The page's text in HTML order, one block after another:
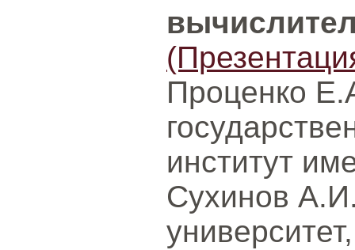
Проценко
институт
Сухинов